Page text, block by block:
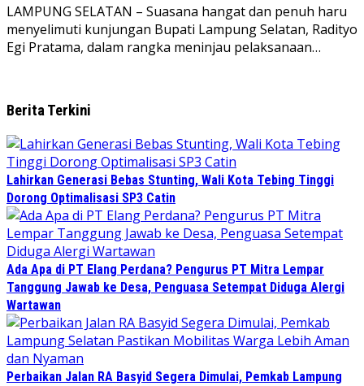
LAMPUNG SELATAN – Suasana hangat dan penuh haru
menyelimuti kunjungan Bupati Lampung Selatan, Radityo
Egi Pratama, dalam rangka meninjau pelaksanaan…
Berita Terkini
Lahirkan Generasi Bebas Stunting, Wali Kota Tebing Tinggi
Dorong Optimalisasi SP3 Catin
Ada Apa di PT Elang Perdana? Pengurus PT Mitra Lempar
Tanggung Jawab ke Desa, Penguasa Setempat Diduga Alergi
Wartawan
Perbaikan Jalan RA Basyid Segera Dimulai, Pemkab Lampung